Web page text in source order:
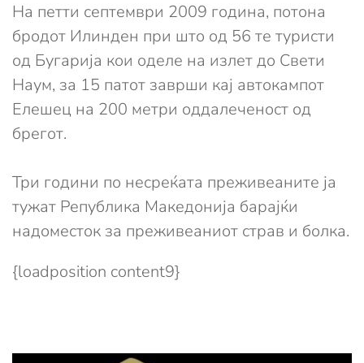
На петти септември 2009 година, потона
бродот Илинден при што од 56 те туристи
од Бугарија кои оделе на излет до Свети
Наум, за 15 патот заврши кај автокампот
Елешец на 200 метри оддалеченост од
брегот.
Три години по несреќата преживеаните ја
тужат Република Македонија барајќи
надоместок за преживеаниот страв и болка.
{loadposition content9}